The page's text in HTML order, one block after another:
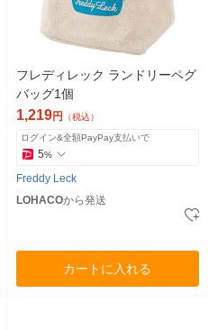
フレディレック ランドリーペグ
バッグ1個
1,219円 （税込）
ログイン&全額PayPay支払いで
5%
Freddy Leck
LOHACOから発送
カートに入れる